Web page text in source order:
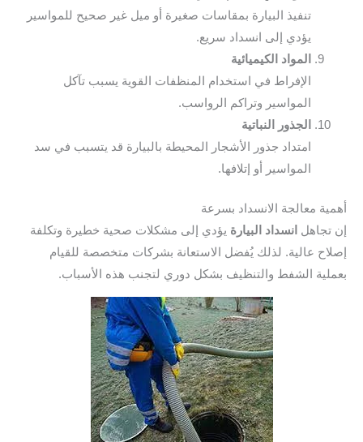
تنفيذ البيارة بمقاسات صغيرة أو ميل غير صحيح للمواسير
يؤدي إلى انسداد سريع.
المواد الكيميائية
الإفراط في استخدام المنظفات القوية يسبب تآكل
المواسير وتراكم الرواسب.
الجذور النباتية
امتداد جذور الأشجار المحيطة بالبيارة قد يتسبب في سد
المواسير أو إتلافها.
معالجة الانسداد بسرعة
انسداد البيارة
يؤدي إلى مشكلات صحية خطيرة وتكلفة
عالية. لذلك يُفضل الاستعانة بشركات متخصصة للقيام
الشفط والتنظيف بشكل دوري لتجنب هذه الأسباب.